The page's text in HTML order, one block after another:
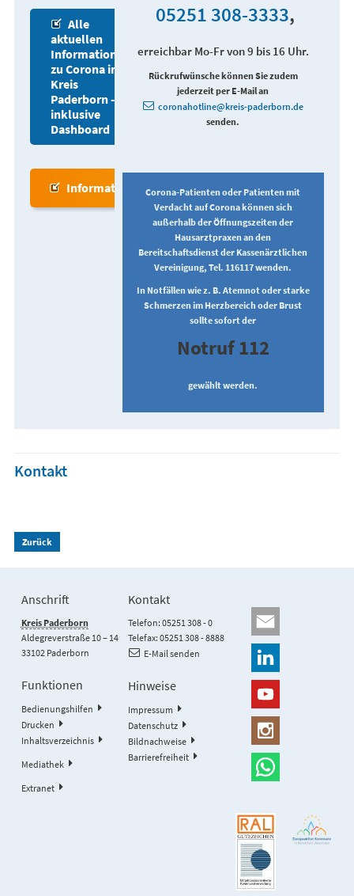
Alle
aktuellen
Informationen
zu Corona im
Kreis
Paderborn -
inklusive
Dashboard
Informationen zum Impfen
05251 308-3333,
erreichbar Mo-Fr von 9 bis 16 Uhr.
Rückrufwünsche können Sie zudem
jederzeit per E-Mail an
coronahotline@kreis-paderborn.de
senden.
Corona-Patienten oder Patienten mit
Verdacht auf Corona können sich
außerhalb der Öffnungszeiten der
Hausarztpraxen an den
Bereitschaftsdienst der Kassenärztlichen
Vereinigung, Tel. 116117 wenden.
In Notfällen wie z. B. Atemnot oder starke
Schmerzen im Herzbereich oder Brust
sollte sofort der
Notruf 112
gewählt werden.
Kontakt
Zurück
Anschrift
Kreis Paderborn
Aldegreverstraße 10 – 14
33102 Paderborn
Kontakt
Telefon: 05251 308 - 0
Telefax: 05251 308 - 8888
E-Mail senden
Funktionen
Bedienungshilfen
Drucken
Inhaltsverzeichnis
Mediathek
Extranet
Hinweise
Impressum
Datenschutz
Bildnachweise
Barrierefreiheit